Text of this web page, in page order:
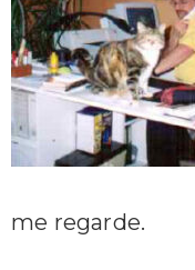
me regarde.